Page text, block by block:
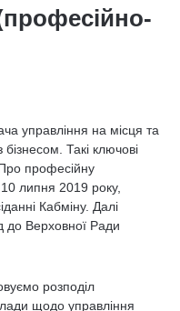
управління на місця та
Такі ключові
професійну
10 липня 2019 року,
Кабміну. Далі
до Верховної Ради
розподіл
щодо управління